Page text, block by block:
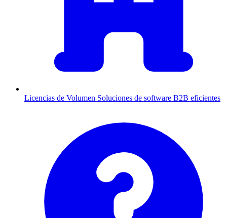
Licencias de Volumen Soluciones de software B2B eficientes